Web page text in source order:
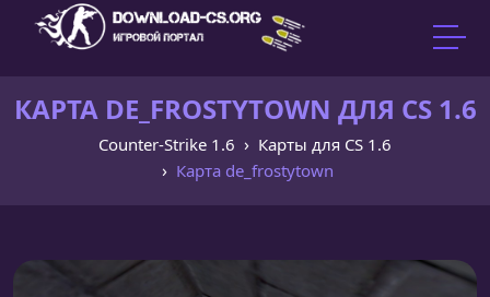
КАРТА DE_FROSTYTOWN ДЛЯ CS 1.6
Counter-Strike 1.6
Карты для CS 1.6
Карта de_frostytown